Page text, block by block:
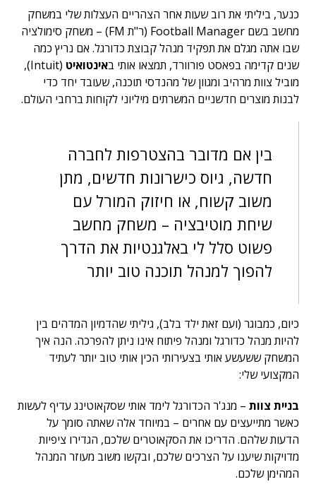
כנער, ביליתי את רוב שעות אחר הצהריים העצלות שלי במשחק
מחשב בשם Football Manager (ר"ת FM) – משחק סימולציה
שבו אתה מגלם את תפקיד מנהל קבוצת כדורגל. אם נריץ כמה
שנים קדימה בפאסט פורוורד, תמצאו אותי באינטואיט
(Intuit),
מוביל צוות מרהיב ומגוון של מהנדסי תוכנה, שעובד יחד כדי
לבנות מוצרים חדשניים המשרתים מיליוני לקוחות ברחבי העולם.
בין אם מדובר בהצטרפות לחברה
חדשה, גיוס כישרונות חדשים, מתן
משוב קשוח, או חיזוק המורל עם
שיחת מוטיבציה – משחק מחשב
פשוט סלל לי באלגנטיות את הדרך
להפוך למנהל תוכנה טוב יותר
כיום, כמבוגר (ועם זאת ילד בלב), גיליתי שהדמיון המדהים בין
להיות מנהל כדורגל ומנהל פיתוח אינו ניתן להפרכה. הנה איך
המשחק ששעשע אותי בצעירותי הכין אותי טוב יותר לעתיד
המקצועי שלי:
בניית צוות – מנג'ר הכדורגל לימד אותי שסקאוטינג עדיף לעשות
כאשר מתייעצים עם אחרים – במיוחד אלה שאתה סומך על
הדעות שלהם. הדריכו את הסקאוטרים שלכם, הגדירו ציפיות
מדויקות שיענו על הצרכים שלכם, ובקשו משוב מעוזר המנהל
המהימן שלכם.